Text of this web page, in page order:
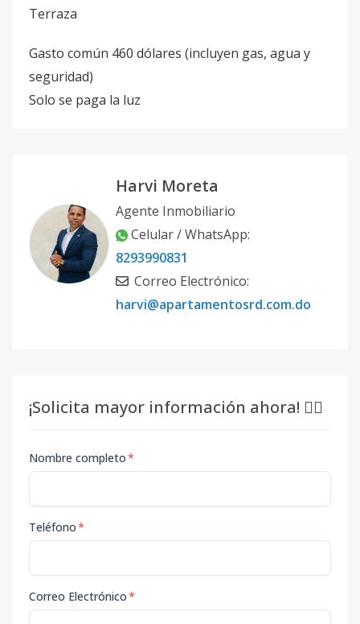
Terraza
Gasto común 460 dólares (incluyen gas, agua y
seguridad)
Solo se paga la luz
Harvi Moreta
Agente Inmobiliario
Celular / WhatsApp:
8293990831
Correo Electrónico:
harvi@apartamentosrd.com.do
¡Solicita mayor información ahora! 👇🏽
Nombre completo*
Teléfono*
Correo Electrónico*